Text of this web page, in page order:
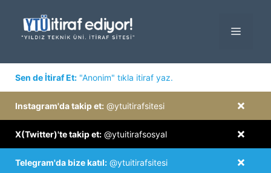
MENÜ
Sen de İtiraf Et: "Anonim" tıkla itiraf yaz.
×
Instagram'da takip et: @ytuitirafsitesi
×
X(Twitter)'te takip et: @ytuitirafsosyal
×
Telegram'da bize katıl: @ytuitirafsitesi